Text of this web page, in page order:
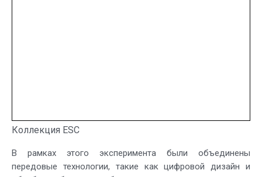
Коллекция ESC
В рамках этого эксперимента были объединены
передовые технологии, такие как цифровой дизайн и